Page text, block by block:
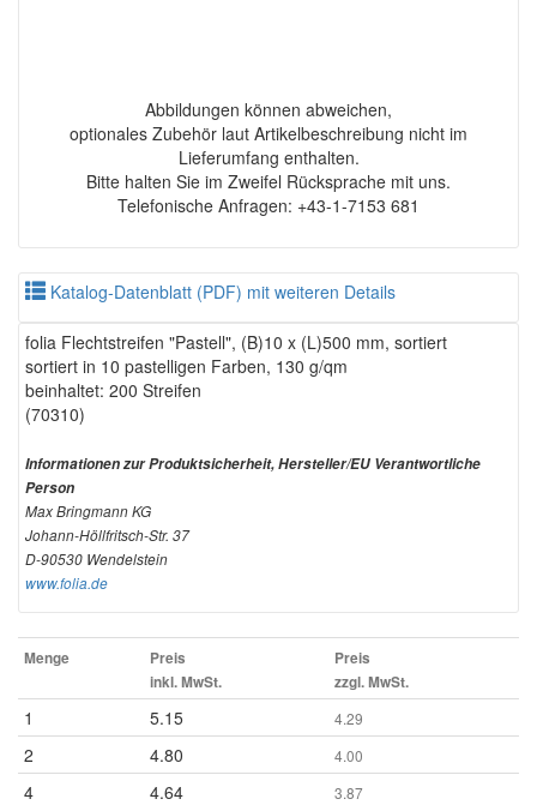
Abbildungen können abweichen,
optionales Zubehör laut Artikelbeschreibung nicht im
Lieferumfang enthalten.
Bitte halten Sie im Zweifel Rücksprache mit uns.
Telefonische Anfragen: +43-1-7153 681
Katalog-Datenblatt (PDF) mit weiteren Details
folia Flechtstreifen "Pastell", (B)10 x (L)500 mm, sortiert
sortiert in 10 pastelligen Farben, 130 g/qm
beinhaltet: 200 Streifen
(70310)
Informationen zur Produktsicherheit, Hersteller/EU Verantwortliche
Person
Max Bringmann KG
Johann-Höllfritsch-Str. 37
D-90530 Wendelstein
www.folia.de
Menge
Preis
inkl. MwSt.
Preis
zzgl. MwSt.
1 5.15 4.29
2 4.80 4.00
4 4.64 3.87